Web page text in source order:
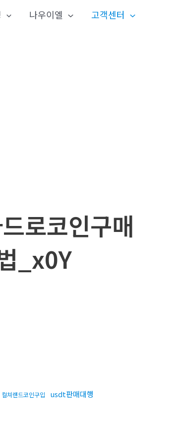
나우이엘 고객센터
로코인구매
_x0Y
컬쳐랜드코인구입 usdt판매대행